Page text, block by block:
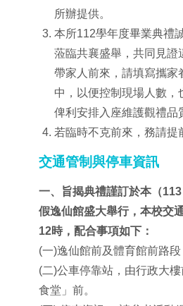
所辦提供。
本所112學年度畢業典禮
蒞臨共襄盛舉，共同見證
帶家人前來，請填寫攜家
中，以便控制現場人數，
俾利安排入座維護觀禮品
若臨時不克前來，務請提
交通管制與停車資訊
一、旨揭典禮謹訂於本（113
假逸仙館盛大舉行，本校交
12時，配合事項如下：
(一)逸仙館前及體育館前路段
(二)公車停靠站，由行政大
食堂」前。